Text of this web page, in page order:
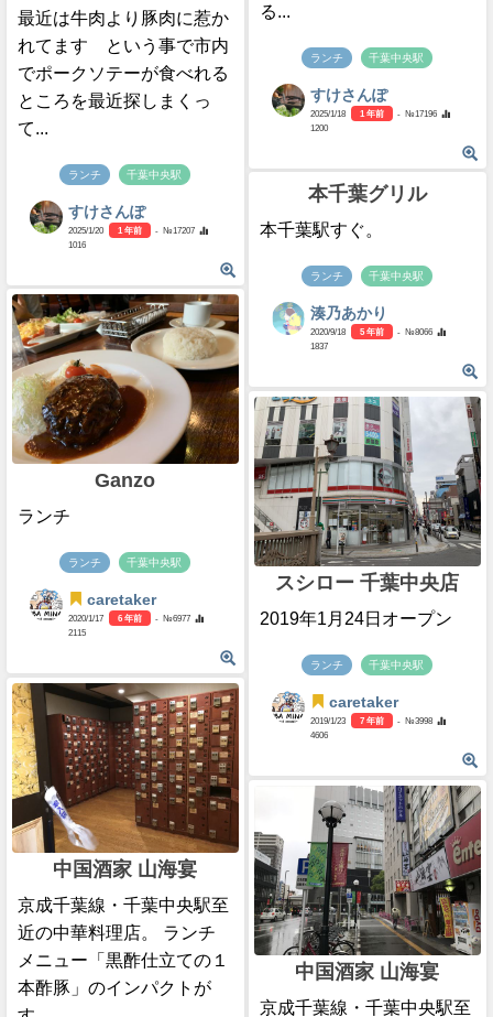
最近は牛肉より豚肉に惹か
れてます という事で市内
でポークソテーが食べれる
ところを最近探しまくっ
て...
ランチ 千葉中央駅
すけさんぽ
2025/1/20 1 年前
- №17207
1016
る...
ランチ 千葉中央駅
すけさんぽ
2025/1/18 1 年前
- №17196
1200
本千葉グリル
本千葉駅すぐ。
ランチ 千葉中央駅
湊乃あかり
2020/9/18 5 年前
- №8066
1837
Ganzo
ランチ
ランチ 千葉中央駅
caretaker
2020/1/17 6 年前
- №6977
2115
スシロー 千葉中央店
2019年1月24日オープン
ランチ 千葉中央駅
caretaker
2019/1/23 7 年前
- №3998
4606
中国酒家 山海宴
京成千葉線・千葉中央駅至
近の中華料理店。 ランチ
メニュー「黒酢仕立ての１
本酢豚」のインパクトが
中国酒家 山海宴
京成千葉線・千葉中央駅至